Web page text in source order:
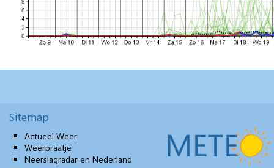
Sitemap
Actueel Weer
Weerpraatje
Neerslagradar en Nederland